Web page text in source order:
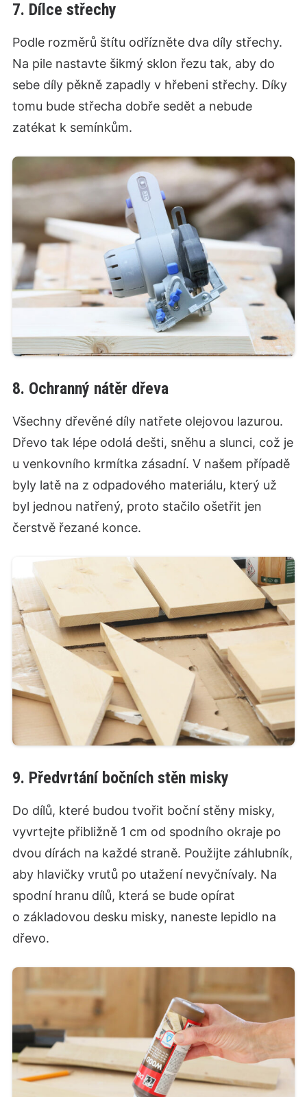
7. Dílce střechy
Podle rozměrů štítu odřízněte dva díly střechy.
Na pile nastavte šikmý sklon řezu tak, aby do
sebe díly pěkně zapadly v hřebeni střechy. Díky
tomu bude střecha dobře sedět a nebude
zatékat k semínkům.
8. Ochranný nátěr dřeva
Všechny dřevěné díly natřete olejovou lazurou.
Dřevo tak lépe odolá dešti, sněhu a slunci, což je
u venkovního krmítka zásadní. V našem případě
byly latě na z odpadového materiálu, který už
byl jednou natřený, proto stačilo ošetřit jen
čerstvě řezané konce.
9. Předvrtání bočních stěn misky
Do dílů, které budou tvořit boční stěny misky,
vyvrtejte přibližně 1 cm od spodního okraje po
dvou dírách na každé straně. Použijte záhlubník,
aby hlavičky vrutů po utažení nevyčnívaly. Na
spodní hranu dílů, která se bude opírat
o základovou desku misky, naneste lepidlo na
dřevo.